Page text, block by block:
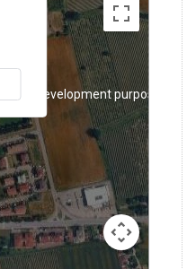
For development purposes only